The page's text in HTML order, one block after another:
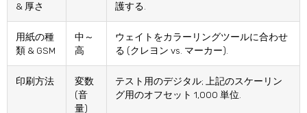
& 厚さ
護する.
用紙の種
類 & GSM
中～
高
ウェイトをカラーリングツールに合わせ
る (クレヨン vs. マーカー).
印刷方法
変数
(音
量)
テスト用のデジタル; 上記のスケーリン
グ用のオフセット 1,000 単位.